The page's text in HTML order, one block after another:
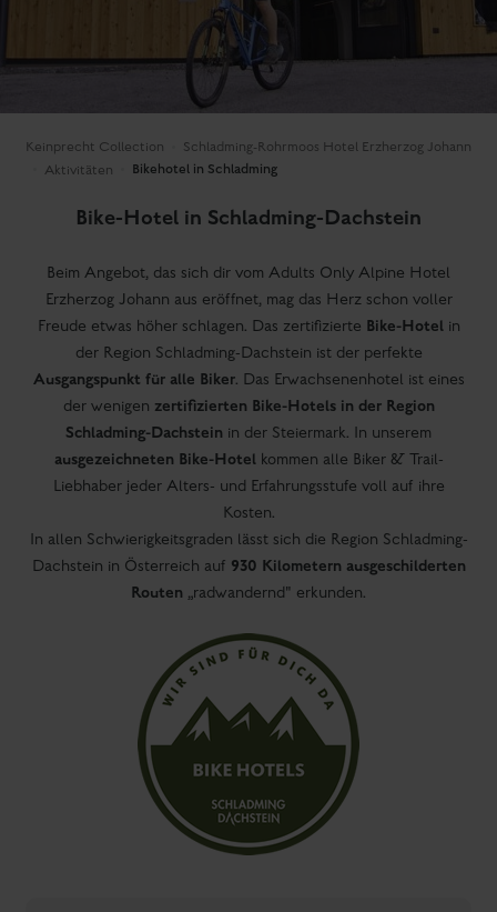
Keinprecht Collection
Schladming-Rohrmoos Hotel Erzherzog Johann
Aktivitäten
Bikehotel in Schladming
Bike-Hotel in Schladming-Dachstein
Beim Angebot, das sich dir vom Adults Only Alpine Hotel
Erzherzog Johann aus eröffnet, mag das Herz schon voller
Freude etwas höher schlagen. Das zertifizierte Bike-Hotelin
der Region Schladming-Dachstein ist der perfekte
Ausgangspunkt für alle Biker. Das Erwachsenenhotel ist eines
der wenigen zertifizierten Bike-Hotels in der Region
Schladming-Dachstein in der Steiermark. In unserem
ausgezeichneten Bike-Hotelkommen alle Biker & Trail-
Liebhaber jeder Alters- und Erfahrungsstufe voll auf ihre
Kosten.
In allen Schwierigkeitsgraden lässt sich die Region Schladming-
Dachstein in Österreich auf 930 Kilometern ausgeschilderten
Routen „radwandernd" erkunden.